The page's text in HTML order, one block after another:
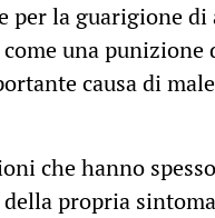
per la guarigione
una punizione
causa di
che hanno spesso
propria